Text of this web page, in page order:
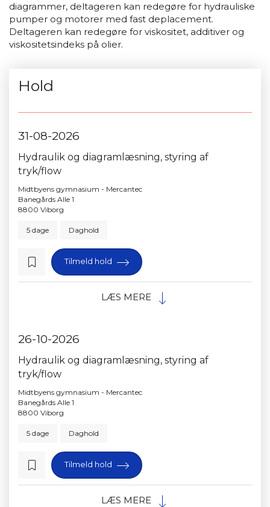
diagrammer, deltageren kan redegøre for hydrauliske
pumper og motorer med fast deplacement.
Deltageren kan redegøre for viskositet, additiver og
viskositetsindeks på olier.
Hold
31-08-2026
Hydraulik og diagramlæsning, styring af
tryk/flow
Midtbyens gymnasium - Mercantec
Banegårds Alle 1
8800 Viborg
5 dage Daghold
Tilmeld hold
LÆS MERE
26-10-2026
Hydraulik og diagramlæsning, styring af
tryk/flow
Midtbyens gymnasium - Mercantec
Banegårds Alle 1
8800 Viborg
5 dage Daghold
Tilmeld hold
LÆS MERE